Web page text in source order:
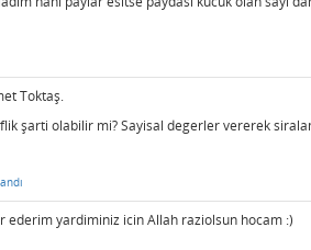
Toktaş.
şarti olabilir mi? Sayisal degerler vererek
yardiminiz icin Allah raziolsun hocam :)